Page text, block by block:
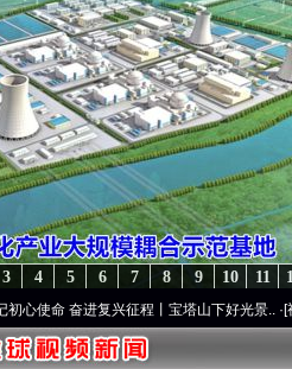
11
10
9
8
7
6
5
4
3
奋进复兴征程丨宝塔山下好光景..·[视频]因